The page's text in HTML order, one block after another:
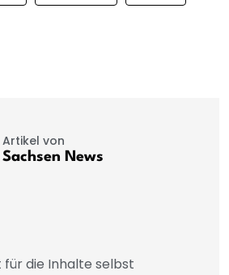
Artikel von
Sachsen News
für die Inhalte selbst